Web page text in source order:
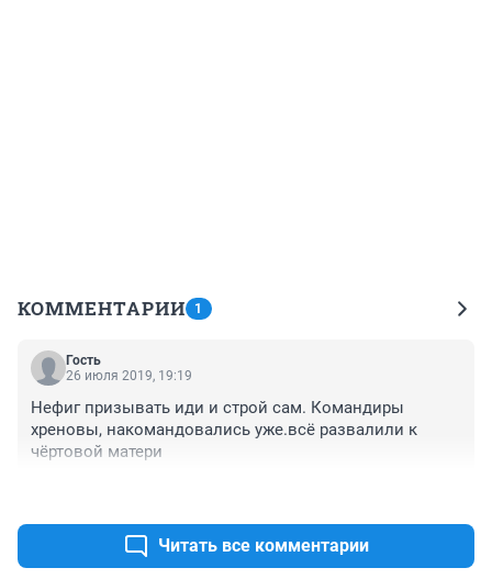
КОММЕНТАРИИ 1
Гость
26 июля 2019, 19:19
Нефиг призывать иди и строй сам. Командиры
хреновы, накомандовались уже.всё развалили к
чёртовой матери
Читать все комментарии